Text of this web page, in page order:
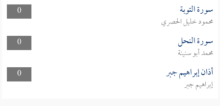
0
سورة التوبة
محمود خليل الحصري
0
سورة النحل
محمد أبو سنينة
0
أذان إبراهيم جبر
إبراهيم جبر